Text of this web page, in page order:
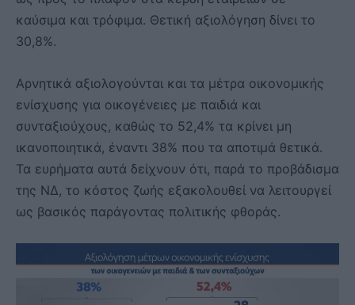
καύσιμα και τρόφιμα. Θετική αξιολόγηση δίνει το
30,8%.
Αρνητικά αξιολογούνται και τα μέτρα οικονομικής
ενίσχυσης για οικογένειες με παιδιά και
συνταξιούχους, καθώς το 52,4% τα κρίνει μη
ικανοποιητικά, έναντι 38% που τα αποτιμά θετικά.
Τα ευρήματα αυτά δείχνουν ότι, παρά το προβάδισμα
της ΝΔ, το κόστος ζωής εξακολουθεί να λειτουργεί
ως βασικός παράγοντας πολιτικής φθοράς.